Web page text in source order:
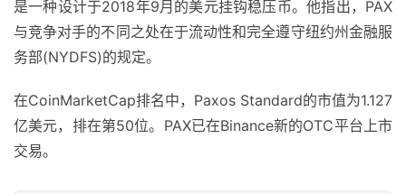
是一种设计于2018年9月的美元挂钩稳压币。他指出，PAX
与竞争对手的不同之处在于流动性和完全遵守纽约州金融服
务部(NYDFS)的规定。
在CoinMarketCap排名中，Paxos Standard的市值为1.127
亿美元，排在第50位。PAX已在Binance新的OTC平台上市
交易。